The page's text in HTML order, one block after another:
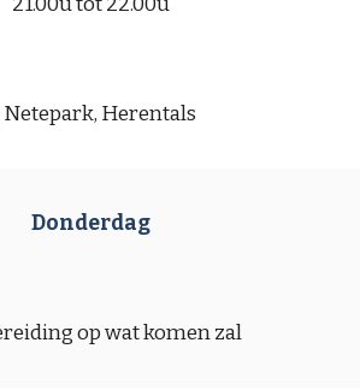
Netepark, Herentals
Donderdag
op wat komen zal